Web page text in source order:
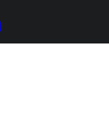
de bain à